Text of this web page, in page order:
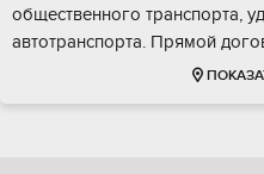
общественного транспорта,
автотранспорта. Прямой